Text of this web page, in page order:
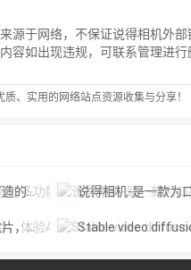
源于网络，不保证说得相机外
容如出现违规，可联系管理进
、实用的网络站点资源收集与分享！
话工具 说得相机-是一款为口播视频创作者量身定制的智能拍摄
作的魅力 Stable video diffusion online-免费激活您的图像，用 Stable Video